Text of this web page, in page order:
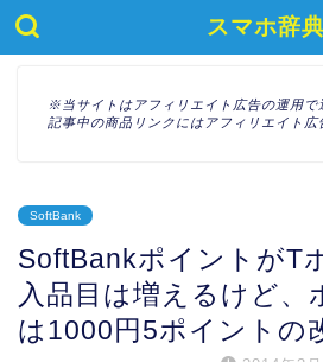
スマホ辞典
※当サイトはアフィリエイト広告の運用で
記事中の商品リンクにはアフィリエイト広
SoftBank
SoftBankポイントがT
入品目は増えるけど、
は1000円5ポイントの